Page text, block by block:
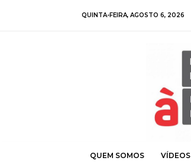
QUINTA-FEIRA, AGOSTO 6, 2026
QUEM SOMOS VÍDEOS